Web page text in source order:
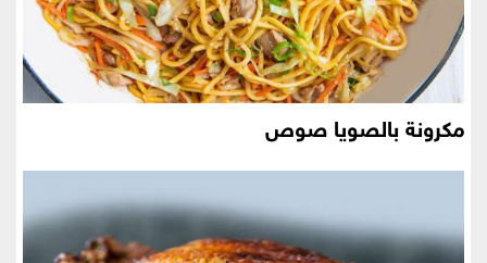
مكرونة بالصويا صوص